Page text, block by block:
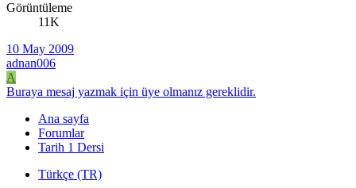
Görüntüleme
11K
10 May 2009
adnan006
A
Buraya mesaj yazmak için üye olmanız gereklidir.
Ana sayfa
Forumlar
Tarih 1 Dersi
Türkçe (TR)